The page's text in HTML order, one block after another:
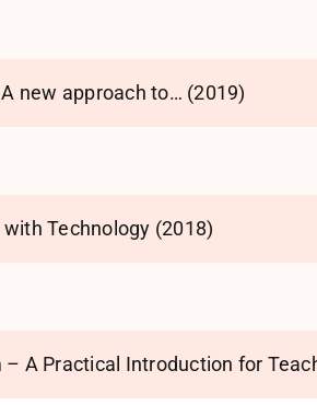
new approach to… (2019)
Technology (2018)
A Practical Introduction for